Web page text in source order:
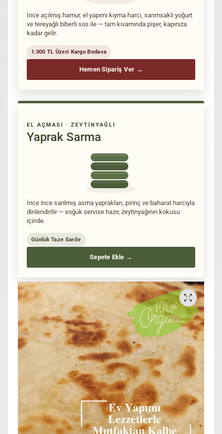
İnce açılmış hamur, el yapımı kıyma harcı, sarımsaklı yoğurt
ve tereyağlı biberli sos ile — tam kıvamında pişer, kapınıza
kadar gelir.
1.000 TL Üzeri Kargo Bedava
Hemen Sipariş Ver →
EL AÇMASI · ZEYTINYAĞLI
Yaprak Sarma
İnce ince sarılmış asma yaprakları, pirinç ve baharat harcıyla
dinlendirilir — soğuk servise hazır, zeytinyağının kokusu
içinde.
Günlük Taze Sarılır
Sepete Ekle →